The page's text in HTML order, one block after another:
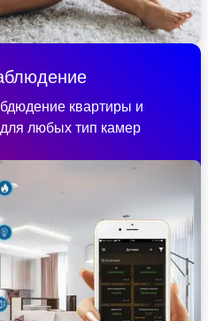
квартиры и
любых тип камер